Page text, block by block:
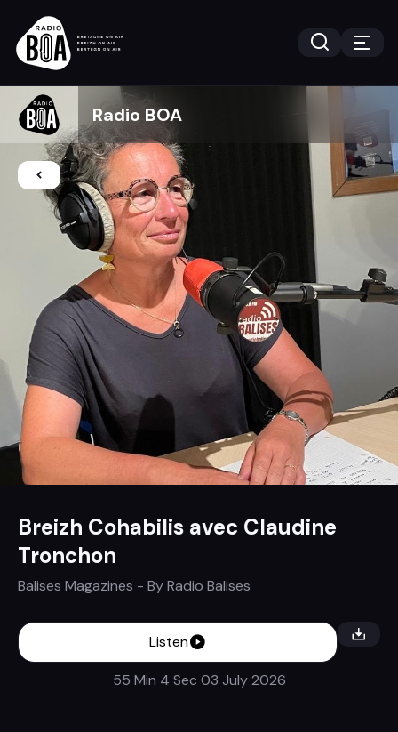
Radio BOA
Breizh Cohabilis avec Claudine
Tronchon
Balises Magazines - ByRadio Balises
Listen
55 Min 4 Sec 03 July 2026